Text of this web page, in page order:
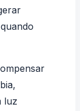
luz